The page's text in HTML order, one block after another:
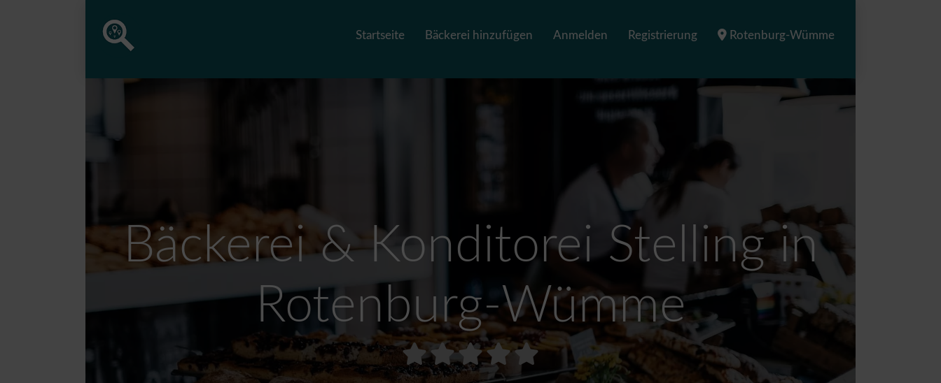
Startseite Bäckerei hinzufügen Anmelden Registrierung Rotenburg-Wümme
Bäckerei & Konditorei Stelling in
Rotenburg-Wümme